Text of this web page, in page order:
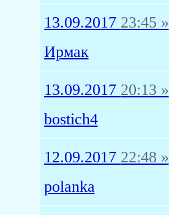
13.09.2017 23:45 »
Ирмак
13.09.2017 20:13 »
bostich4
12.09.2017 22:48 »
polanka